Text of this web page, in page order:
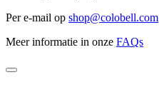
Per e-mail op shop@colobell.com
Meer informatie in onze FAQs